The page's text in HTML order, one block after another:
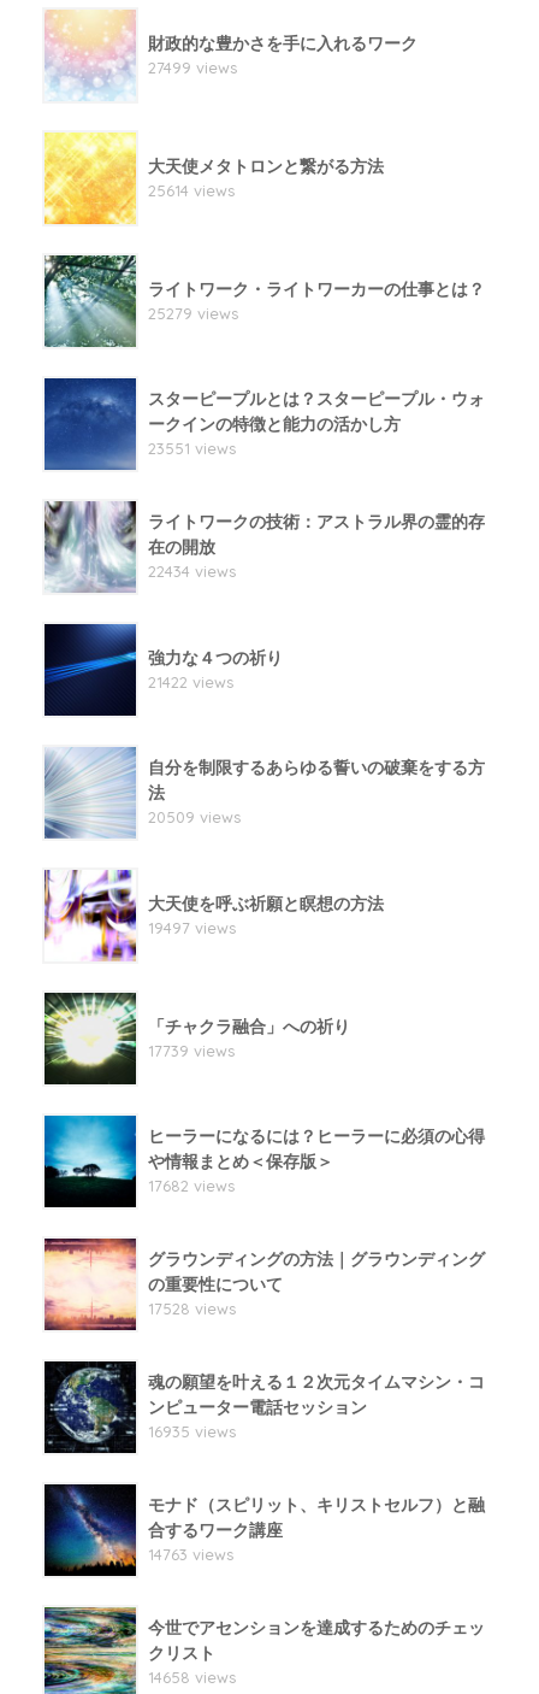
財政的な豊かさを手に入れるワーク
27499 views
大天使メタトロンと繋がる方法
25614 views
ライトワーク・ライトワーカーの仕事とは？
25279 views
スターピープルとは？スターピープル・ウォ
ークインの特徴と能力の活かし方
23551 views
ライトワークの技術：アストラル界の霊的存
在の開放
22434 views
強力な４つの祈り
21422 views
自分を制限するあらゆる誓いの破棄をする方
法
20509 views
大天使を呼ぶ祈願と瞑想の方法
19497 views
「チャクラ融合」への祈り
17739 views
ヒーラーになるには？ヒーラーに必須の心得
や情報まとめ＜保存版＞
17682 views
グラウンディングの方法｜グラウンディング
の重要性について
17528 views
魂の願望を叶える１２次元タイムマシン・コ
ンピューター電話セッション
16935 views
モナド（スピリット、キリストセルフ）と融
合するワーク講座
14763 views
今世でアセンションを達成するためのチェッ
クリスト
14658 views